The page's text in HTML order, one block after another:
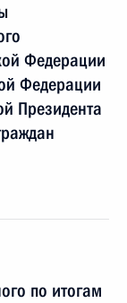
Федерации
Федерации
Президента
по итогам